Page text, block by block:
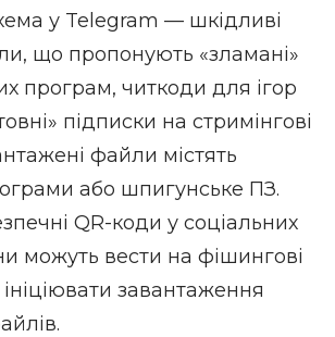
у Telegram — шкідливі
що пропонують «зламані»
програм, читкоди для ігор
підписки на стримінгові
файли містять
або шпигунське ПЗ.
QR-коди у соціальних
можуть вести на фішингові
завантаження